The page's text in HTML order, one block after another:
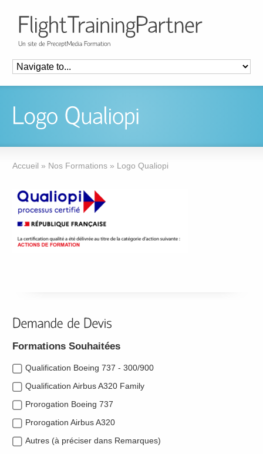
Accueil » Nos Formations » Logo Qualiopi
Formations Souhaitées
Qualification Boeing 737 - 300/900
Qualification Airbus A320 Family
Prorogation Boeing 737
Prorogation Airbus A320
Autres (à préciser dans Remarques)